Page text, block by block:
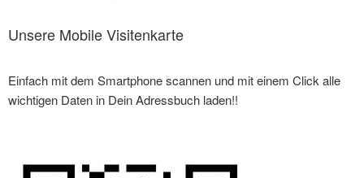
Unsere Mobile Visitenkarte
Einfach mit dem Smartphone scannen und mit einem Click alle
wichtigen Daten in Dein Adressbuch laden!!